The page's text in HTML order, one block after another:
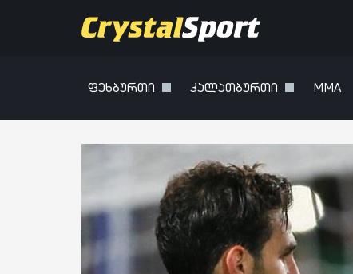
ფეხბურთი კალათბურთი MMA